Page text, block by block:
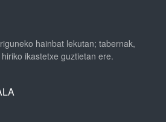
hainbat lekutan; tabernak,
ikastetxe guztietan ere.